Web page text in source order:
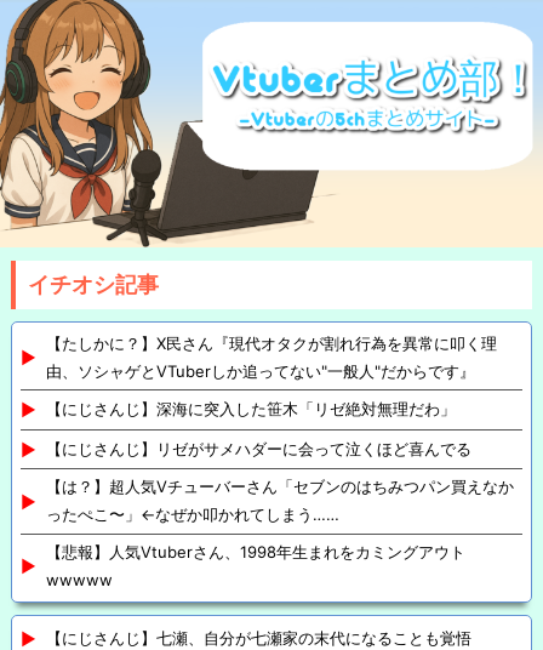
イチオシ記事
【たしかに？】X民さん『現代オタクが割れ行為を異常に叩く理
由、ソシャゲとVTuberしか追ってない"一般人"だからです』
【にじさんじ】深海に突入した笹木「リゼ絶対無理だわ」
【にじさんじ】リゼがサメハダーに会って泣くほど喜んでる
【は？】超人気Vチューバーさん「セブンのはちみつパン買えなか
ったぺこ〜」←なぜか叩かれてしまう……
【悲報】人気Vtuberさん、1998年生まれをカミングアウト
wwwww
【にじさんじ】七瀬、自分が七瀬家の末代になることも覚悟